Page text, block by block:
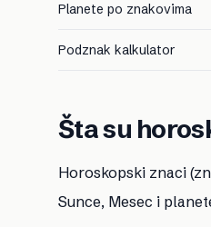
Planete po znakovima
Podznak kalkulator
Šta su
Horoskopski znaci
Sunce, Mesec i